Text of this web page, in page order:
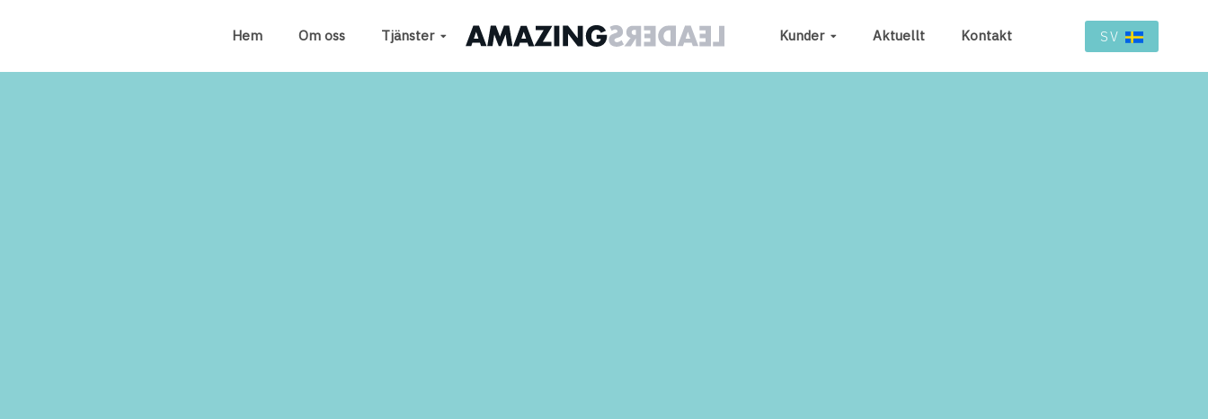
Hem Om oss Tjänster Kunder Aktuellt Kontakt SV